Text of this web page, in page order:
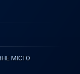
МІСТО